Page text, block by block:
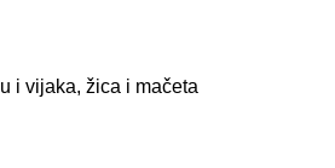
i vijaka, žica i mačeta